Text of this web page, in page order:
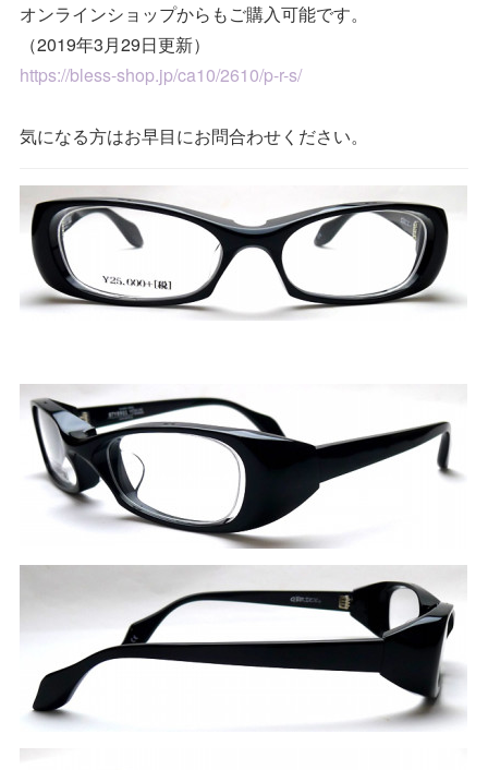
オンラインショップからもご購入可能です。
（2019年3月29日更新）
https://bless-shop.jp/ca10/2610/p-r-s/
気になる方はお早目にお問合わせください。